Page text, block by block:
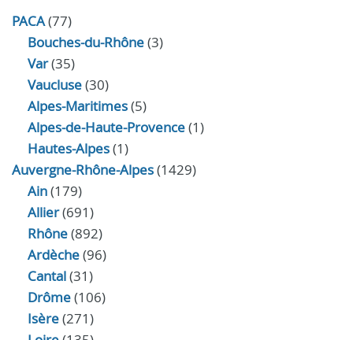
PACA(77)
Bouches-du-Rhône(3)
Var(35)
Vaucluse(30)
Alpes-Maritimes(5)
Alpes-de-Haute-Provence(1)
Hautes-Alpes(1)
Auvergne-Rhône-Alpes(1429)
Ain(179)
Allier(691)
Rhône(892)
Ardèche(96)
Cantal(31)
Drôme(106)
Isère(271)